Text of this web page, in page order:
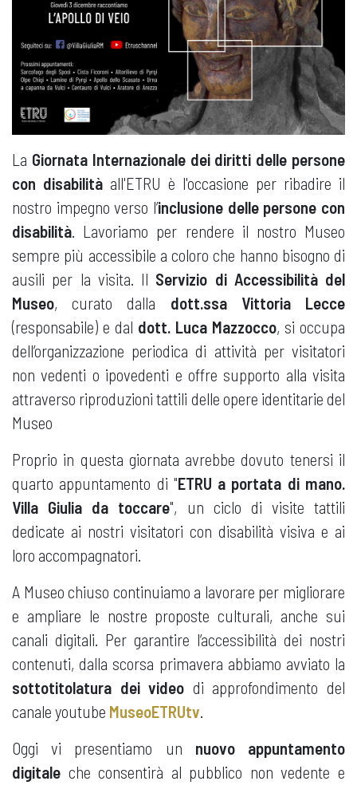
La Giornata Internazionale dei diritti delle persone
con disabilità all'ETRU è l'occasione per ribadire il
nostro impegno verso l’inclusione delle persone con
disabilità. Lavoriamo per rendere il nostro Museo
sempre più accessibile a coloro che hanno bisogno di
ausili per la visita. Il Servizio di Accessibilità del
Museo, curato dalla dott.ssa
Vittoria Lecce
(responsabile) e dal dott. Luca Mazzocco, si occupa
dell’organizzazione periodica di attività per visitatori
non vedenti o ipovedenti e offre supporto alla visita
attraverso riproduzioni tattili delle opere identitarie del
Museo
Proprio in questa giornata avrebbe dovuto tenersi il
quarto appuntamento di "ETRU a portata di mano.
Villa Giulia da toccare", un ciclo di visite tattili
dedicate ai nostri visitatori con disabilità visiva e ai
loro accompagnatori.
A Museo chiuso continuiamo a lavorare per migliorare
e ampliare le nostre proposte culturali, anche sui
canali digitali. Per garantire l’accessibilità dei nostri
contenuti, dalla scorsa primavera abbiamo avviato la
sottotitolatura dei video di approfondimento del
canale youtube MuseoETRUtv.
Oggi vi presentiamo un nuovo appuntamento
digitale che consentirà al pubblico non vedente e